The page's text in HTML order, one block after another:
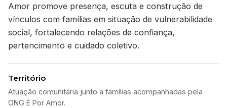
Amor promove presença, escuta e construção de
vínculos com famílias em situação de vulnerabilidade
social, fortalecendo relações de confiança,
pertencimento e cuidado coletivo.
Território
Atuação comunitária junto a famílias acompanhadas pela
ONG É Por Amor.